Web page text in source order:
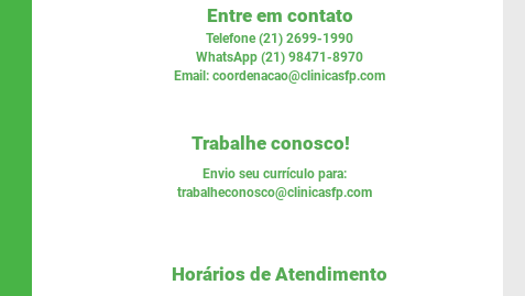
Entre em contato
Telefone (21) 2699-1990
WhatsApp (21) 98471-8970
Email:coordenacao@clinicasfp.com
Trabalhe conosco!
Envio seu currículo para:
trabalheconosco@clinicasfp.com
Horários de Atendimento